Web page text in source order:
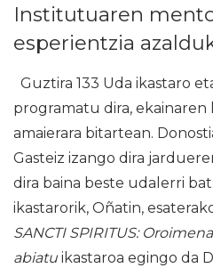
Institutuaren
esperientzia
Guztira 133 Uda ikastaro
programatu dira, ekainaren
amaierara bitartean.
Gasteiz izango dira
dira baina beste udalerri
ikastarorik, Oñatin,
SANCTI SPIRITUS:
abiatu ikastaroa egingo da